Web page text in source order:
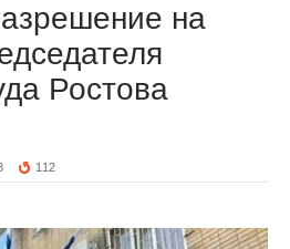
на
Ростова
112